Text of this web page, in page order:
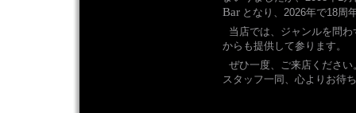
Bar となり、2026年で18周
当店では、ジャンルを問
からも提供して参ります。
ぜひ一度、ご来店ください
スタッフ一同、心よりお待